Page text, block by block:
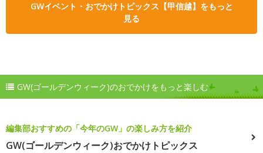
GWイベント・おでかけトピックス【甲信越】をもっと
見る
GW(ゴールデンウィーク)のおでかけをもっと楽しむ
編集部おすすめの「今年のGW」の楽しみ方を紹介
GW(ゴールデンウィーク)おでかけトピックス